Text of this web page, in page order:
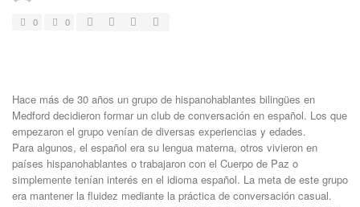
0 0
Hace más de 30 años un grupo de hispanohablantes bilingües en
Medford decidieron formar un club de conversación en español. Los que
empezaron el grupo venían de diversas experiencias y edades.
Para algunos, el español era su lengua materna, otros vivieron en
países hispanohablantes o trabajaron con el Cuerpo de Paz o
simplemente tenían interés en el idioma español. La meta de este grupo
era mantener la fluidez mediante la práctica de conversación casual.